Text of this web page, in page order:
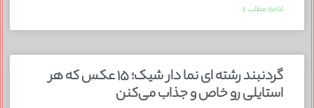
ادامه مطلب »
گردنبند رشته ای نما دار شیک؛ ۱۵ عکس که هر
استایلی رو خاص و جذاب می‌کنن